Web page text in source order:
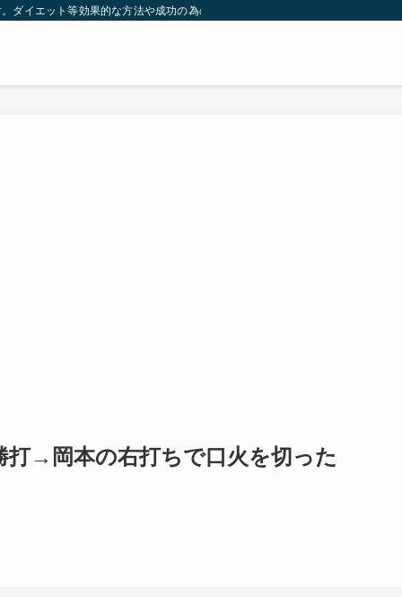
ダイエット等効果的な方法や成功の為の秘訣等。太ったり悩んでいる方々が
打→岡本の右打ちで口火を切った